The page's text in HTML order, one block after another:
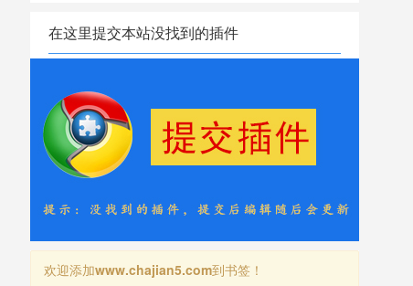
在这里提交本站没找到的插件
欢迎添加www.chajian5.com到书签！